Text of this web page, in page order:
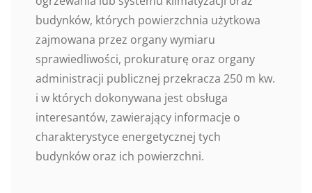
budynków, których powierzchnia użytkowa
zajmowana przez organy wymiaru
sprawiedliwości, prokuraturę oraz organy
administracji publicznej przekracza 250 m kw.
i w których dokonywana jest obsługa
interesantów, zawierający informacje o
charakterystyce energetycznej tych
budynków oraz ich powierzchni.